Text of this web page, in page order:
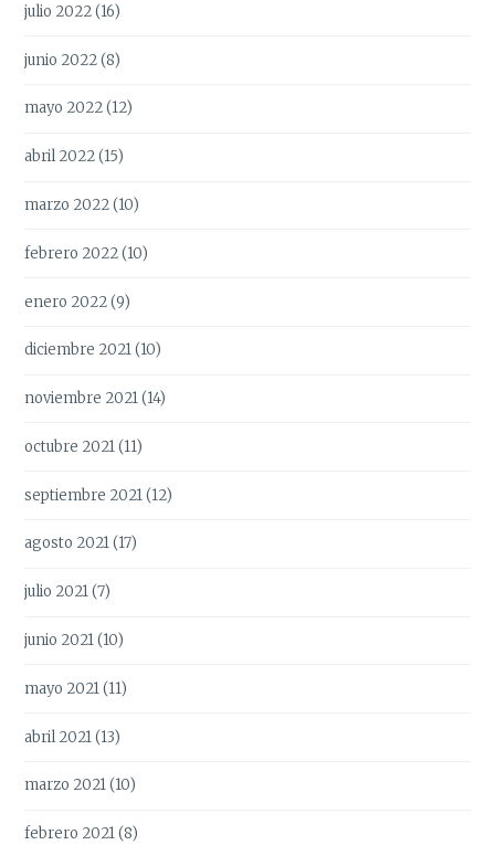
julio 2022(16)
junio 2022(8)
mayo 2022(12)
abril 2022(15)
marzo 2022(10)
febrero 2022(10)
enero 2022(9)
diciembre 2021(10)
noviembre 2021(14)
octubre 2021(11)
septiembre 2021(12)
agosto 2021(17)
julio 2021(7)
junio 2021(10)
mayo 2021(11)
abril 2021(13)
marzo 2021(10)
febrero 2021(8)